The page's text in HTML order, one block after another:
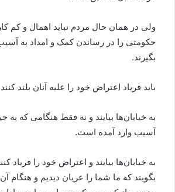
ولی در همان حال مردم نباید اهمال و کم
حکومتی را در رساندن کمک و امداد به آسیب
بگیرند.
باید فریاد اعتراض خود را علیه آنان بلند
به خیابان‌ها بیایند و نه فقط هنگامی که
آسیب وارد آمده است.
به خیابان‌ها بیایند و اعتراض خود را فریاد
بگویند که ما شما را عریان دیدیم و